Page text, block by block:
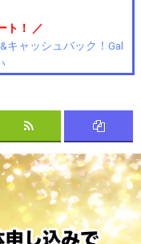
ト！ ／
キャッシュバック！Gal